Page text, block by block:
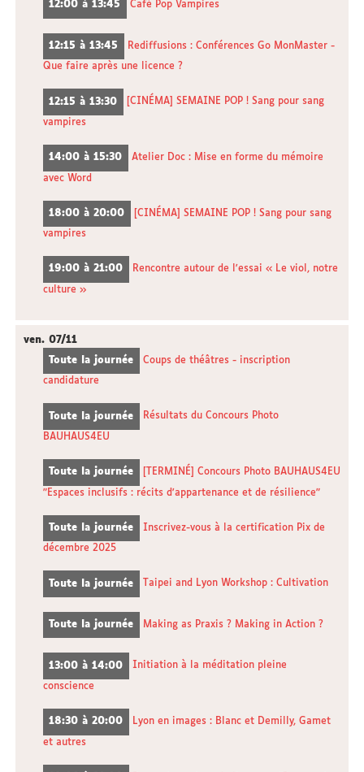
12:00 à 13:45 Café Pop Vampires
12:15 à 13:45 Rediffusions : Conférences Go MonMaster -
Que faire après une licence ?
12:15 à 13:30 [CINÉMA] SEMAINE POP ! Sang pour sang
vampires
14:00 à 15:30 Atelier Doc : Mise en forme du mémoire
avec Word
18:00 à 20:00 [CINÉMA] SEMAINE POP ! Sang pour sang
vampires
19:00 à 21:00 Rencontre autour de l'essai « Le viol, notre
culture »
ven.07/11
Toute la journée Coups de théâtres - inscription
candidature
Toute la journée Résultats du Concours Photo
BAUHAUS4EU
Toute la journée [TERMINÉ] Concours Photo BAUHAUS4EU
"Espaces inclusifs : récits d'appartenance et de résilience"
Toute la journée Inscrivez-vous à la certification Pix de
décembre 2025
Toute la journée Taipei and Lyon Workshop : Cultivation
Toute la journée Making as Praxis ? Making in Action ?
13:00 à 14:00 Initiation à la méditation pleine
conscience
18:30 à 20:00 Lyon en images : Blanc et Demilly, Gamet
et autres